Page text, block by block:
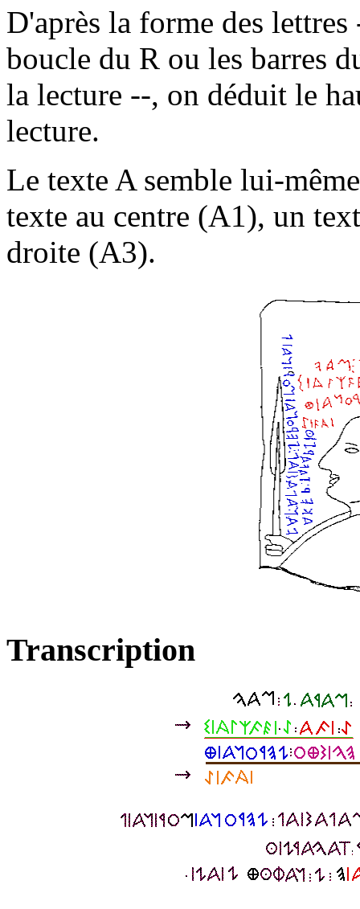
D'après la forme des
boucle du R ou les barres
la lecture --, on déduit le
lecture.
Le texte A semble lui-
texte au centre (A1), un
droite (A3).
Transcription